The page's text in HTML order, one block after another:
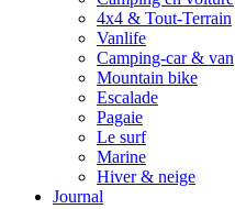
4x4 & Tout-Terrain
Vanlife
Camping-car & van
Mountain bike
Escalade
Pagaie
Le surf
Marine
Hiver & neige
Journal